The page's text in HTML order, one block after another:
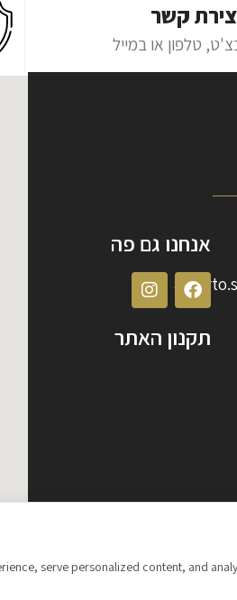
קשר
טלפון או במייל
אנחנו גם פה
תקנון האתר
serve personalized content, and